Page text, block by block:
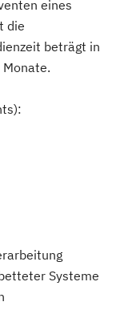
eines
die
beträgt in
Systeme